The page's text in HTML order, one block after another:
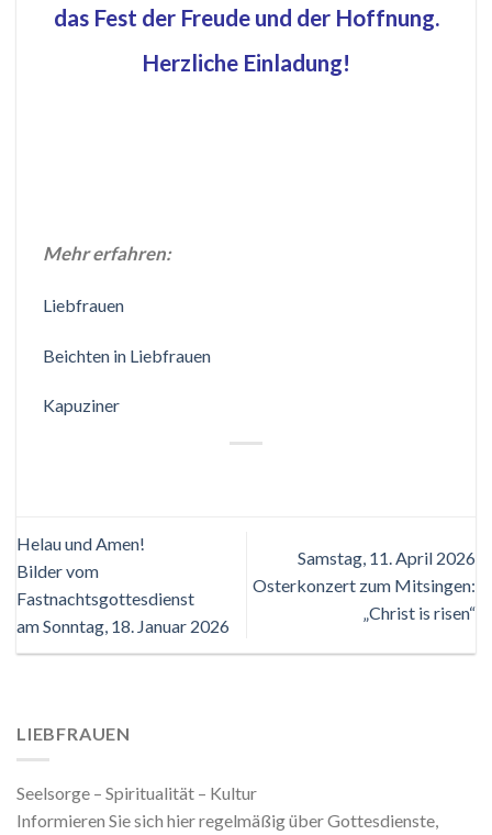
das Fest der Freude und der Hoffnung.
Herzliche Einladung!
Mehr erfahren:
Liebfrauen
Beichten in Liebfrauen
Kapuziner
Helau und Amen!
Bilder vom
Fastnachtsgottesdienst
am Sonntag, 18. Januar 2026
Samstag, 11. April 2026
Osterkonzert zum Mitsingen:
„Christ is risen“
LIEBFRAUEN
Seelsorge – Spiritualität – Kultur
Informieren Sie sich hier regelmäßig über Gottesdienste,